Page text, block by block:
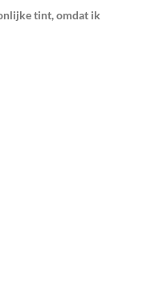
tint, omdat ik